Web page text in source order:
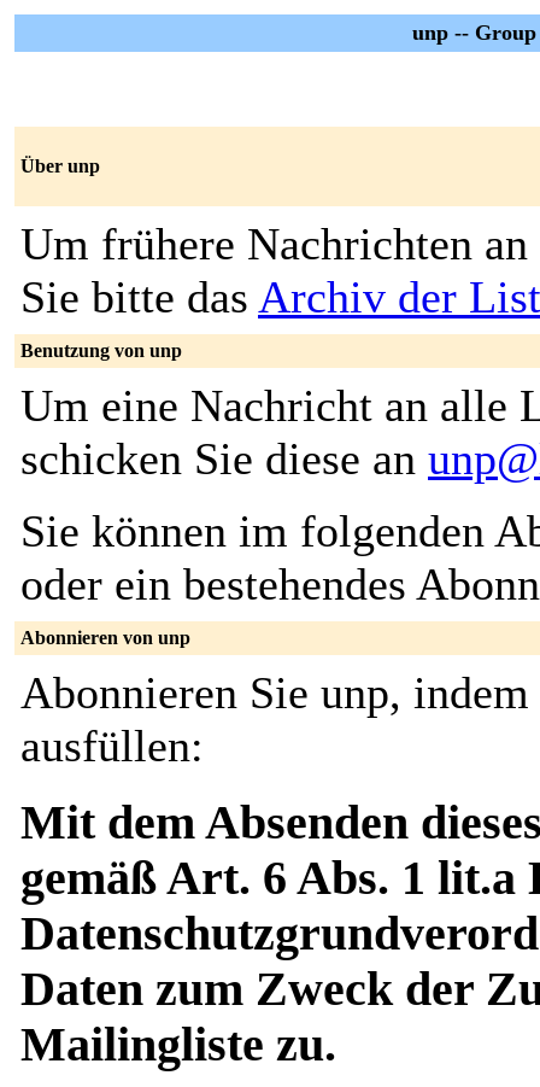
unp --
Über unp
Um frühere Nachrichten an
Sie bitte das Archiv der
Benutzung von unp
Um eine Nachricht an alle
schicken Sie diese an
Sie können im folgenden
oder ein bestehendes
Abonnieren von unp
Abonnieren Sie unp,
ausfüllen:
Mit dem Absenden
gemäß Art. 6 Abs. 1 lit.a
Daten zum Zweck der
Mailingliste zu.